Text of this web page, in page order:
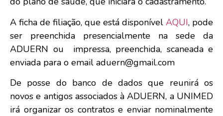
A ficha de filiação, que está disponível AQUI, pode
ser preenchida presencialmente na sede da
ADUERN ou impressa, preenchida, scaneada e
enviada para o email aduern@gmail.com
De posse do banco de dados que reunirá os
novos e antigos associados à ADUERN, a UNIMED
irá organizar os contratos e enviar nominalmente